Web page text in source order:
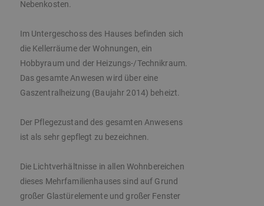
Nebenkosten.
Im Untergeschoss des Hauses befinden sich
die Kellerräume der Wohnungen, ein
Hobbyraum und der Heizungs-/Technikraum.
Das gesamte Anwesen wird über eine
Gaszentralheizung (Baujahr 2014) beheizt.
Der Pflegezustand des gesamten Anwesens
ist als sehr gepflegt zu bezeichnen.
Die Lichtverhältnisse in allen Wohnbereichen
dieses Mehrfamilienhauses sind auf Grund
großer Glastürelemente und großer Fenster